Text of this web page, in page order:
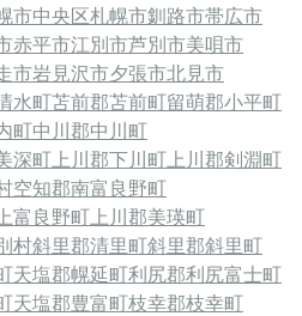
市中央区札幌市釧路市帯広市
赤平市江別市芦別市美唄市
市岩見沢市夕張市北見市
水町苫前郡苫前町留萌郡小平町
町中川郡中川町
深町 上川郡下川町 上川郡剣淵町
空知郡南富良野町
富良野町 上川郡美瑛町
村斜里郡清里町斜里郡斜里町
天塩郡幌延町利尻郡利尻富士町
天塩郡豊富町枝幸郡枝幸町